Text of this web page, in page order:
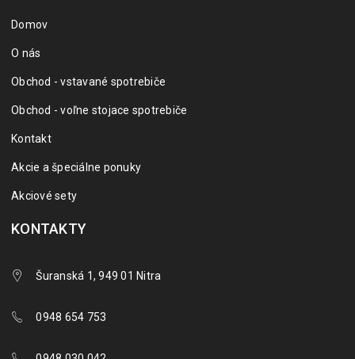
Domov
O nás
Obchod - vstavané spotrebiče
Obchod - voľne stojace spotrebiče
Kontakt
Akcie a špeciálne ponuky
Akciové sety
KONTAKTY
Šuranská 1, 949 01 Nitra
0948 654 753